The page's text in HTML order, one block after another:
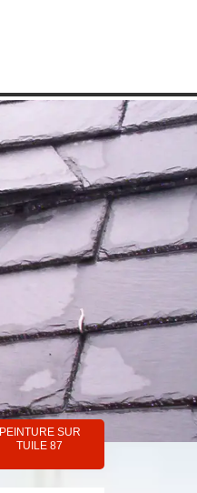
PEINTURE SUR
TUILE 87